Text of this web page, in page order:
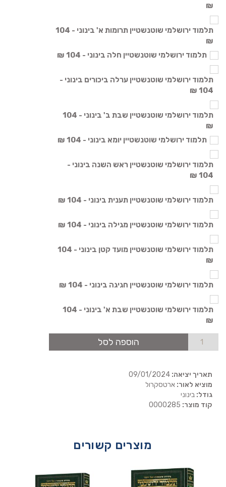
₪
תלמוד ירושלמי שוטנשטיין תרומות א' בינוני - 104
₪
תלמוד ירושלמי שוטנשטיין חלה בינוני - 104 ₪
תלמוד ירושלמי שוטנשטיין ערלה ביכורים בינוני -
104 ₪
תלמוד ירושלמי שוטנשטיין שבת ב' בינוני - 104
₪
תלמוד ירושלמי שוטנשטיין יומא בינוני - 104 ₪
תלמוד ירושלמי שוטנשטיין ראש השנה בינוני -
104 ₪
תלמוד ירושלמי שוטנשטיין תענית בינוני - 104 ₪
תלמוד ירושלמי שוטנשטיין מגילה בינוני - 104 ₪
תלמוד ירושלמי שוטנשטיין מועד קטן בינוני - 104
₪
תלמוד ירושלמי שוטנשטיין חגיגה בינוני - 104 ₪
תלמוד ירושלמי שוטנשטיין שבת א' בינוני - 104
₪
הוספה לסל
תאריך יציאה:
מוציא לאור: ארטסקרול
גודל: בינוני
קוד מוצר:
מוצרים קשורים